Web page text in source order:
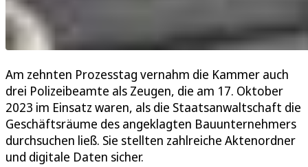
Am zehnten Prozesstag vernahm die Kammer auch
drei Polizeibeamte als Zeugen, die am 17. Oktober
2023 im Einsatz waren, als die Staatsanwaltschaft die
Geschäftsräume des angeklagten Bauunternehmers
durchsuchen ließ. Sie stellten zahlreiche Aktenordner
und digitale Daten sicher.